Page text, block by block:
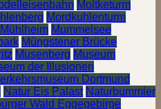
Moltketurm
Mordkuhlenturm
Mühlheim Mummelsee
Müngstener Brücke
Musenberg Museum
der Illusionen
Dortmund
Natur Eis Palast Naturbummler
Wald Eggegebirge